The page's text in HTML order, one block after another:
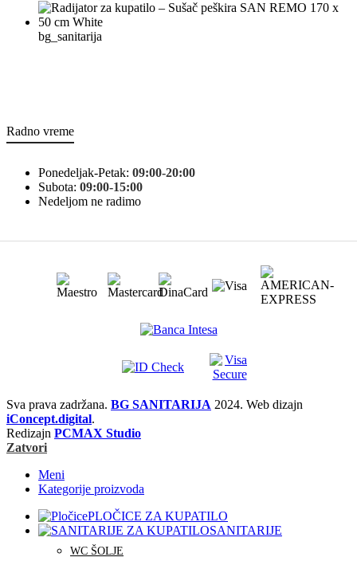
bg_sanitarija
Radno vreme
Ponedeljak-Petak: 09:00-20:00
Subota: 09:00-15:00
Nedeljom ne radimo
Sva prava zadržana. BG SANITARIJA 2024. Web dizajn
iConcept.digital.
Redizajn PCMAX Studio
Zatvori
Meni
Kategorije proizvoda
PLOČICE ZA KUPATILO
SANITARIJE
WC ŠOLJE